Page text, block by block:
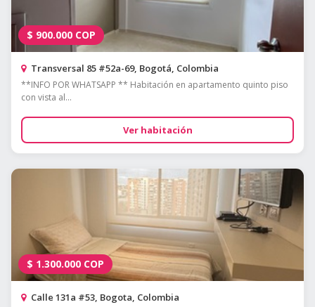
$ 900.000 COP
Transversal 85 #52a-69, Bogotá, Colombia
**INFO POR WHATSAPP ** Habitación en apartamento quinto piso
con vista al...
Ver habitación
$ 1.300.000 COP
Calle 131a #53, Bogota, Colombia